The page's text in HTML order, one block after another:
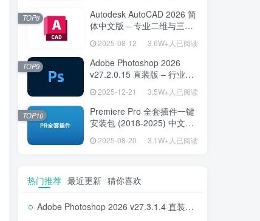
Autodesk AutoCAD 2026 简
体中文版 – 专业二维与三维
2025-08-12 3.6W+人已阅读
TOP8
Adobe Photoshop 2026
v27.2.0.15 直装版 – 行业标
2025-12-21 3.5W+人已阅读
TOP9
Premiere Pro 全套插件一键
安装包 (2018-2025) 中文安
率的专业工具
2025-08-20 3.1W+人已阅读
TOP10
热门推荐 最近更新 猜你喜欢
Adobe Photoshop 2026 v27.3.1.4 直装版下载 – 专业图像编辑软件